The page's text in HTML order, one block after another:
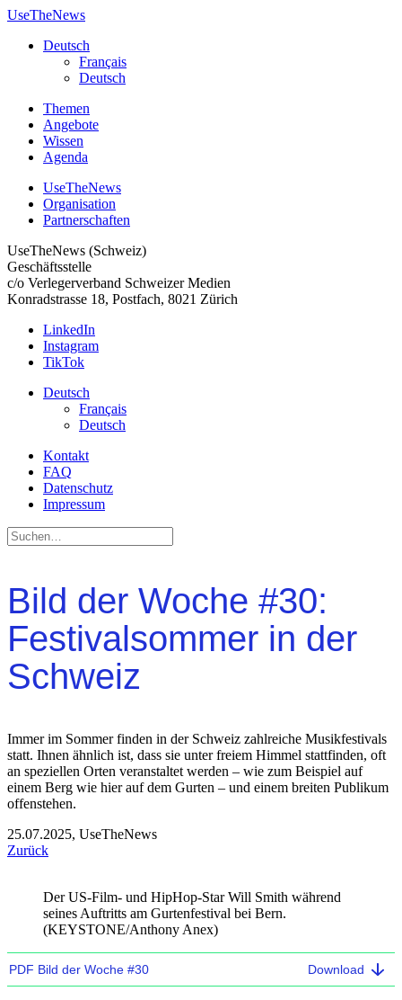
UseTheNews
Deutsch
Français
Deutsch
Themen
Angebote
Wissen
Agenda
UseTheNews
Organisation
Partnerschaften
UseTheNews (Schweiz)
Geschäftsstelle
c/o Verlegerverband Schweizer Medien
Konradstrasse 18, Postfach, 8021 Zürich
LinkedIn
Instagram
TikTok
Deutsch
Français
Deutsch
Kontakt
FAQ
Datenschutz
Impressum
Bild der Woche #30:
Festivalsommer in der
Schweiz
Immer im Sommer finden in der Schweiz zahlreiche Musikfestivals
statt. Ihnen ähnlich ist, dass sie unter freiem Himmel stattfinden, oft
an speziellen Orten veranstaltet werden – wie zum Beispiel auf
einem Berg wie hier auf dem Gurten – und einem breiten Publikum
offenstehen.
25.07.2025, UseTheNews
Zurück
Der US-Film- und HipHop-Star Will Smith während
seines Auftritts am Gurtenfestival bei Bern.
(KEYSTONE/Anthony Anex)
PDF Bild der Woche #30